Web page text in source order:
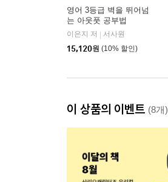
영어 3등급 벽을 뛰어넘
는 아웃풋 공부법
이은지 저
서사원
15,120원 (10% 할인)
이 상품의 이벤트 (8개)